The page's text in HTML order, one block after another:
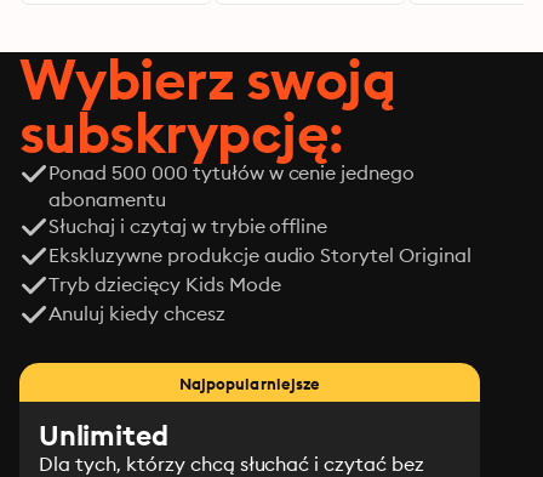
Wybierz swoją
subskrypcję:
Ponad 500 000 tytułów w cenie jednego
abonamentu
Słuchaj i czytaj w trybie offline
Ekskluzywne produkcje audio Storytel Original
Tryb dziecięcy Kids Mode
Anuluj kiedy chcesz
Najpopularniejsze
Unlimited
Dla tych, którzy chcą słuchać i czytać bez